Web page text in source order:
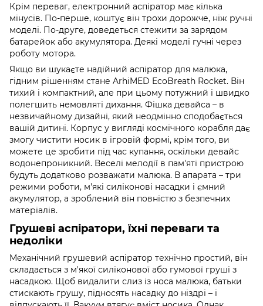
Крім переваг, електронний аспіратор має кілька
мінусів. По-перше, коштує він трохи дорожче, ніж ручні
моделі. По-друге, доведеться стежити за зарядом
батарейок або акумулятора. Деякі моделі гучні через
роботу мотора.
Якщо ви шукаєте надійний аспіратор для малюка,
гідним рішенням стане ArhiMED EcoBreath Rocket. Він
тихий і компактний, але при цьому потужний і швидко
полегшить немовляті дихання. Фішка девайса – в
незвичайному дизайні, який неодмінно сподобається
вашій дитині. Корпус у вигляді космічного корабля дає
змогу чистити носик в ігровій формі, крім того, ви
можете це зробити під час купання, оскільки девайс
водонепроникний. Веселі мелодії в пам'яті пристрою
будуть додатково розважати малюка. В апарата – три
режими роботи, м'які силіконові насадки і ємний
акумулятор, а зроблений він повністю з безпечних
матеріалів.
Грушеві аспіратори, їхні переваги та
недоліки
Механічний грушевий аспіратор технічно простий, він
складається з м'якої силіконової або гумової груші з
насадкою. Щоб видалити слиз із носа малюка, батьки
стискають грушу, підносять насадку до ніздрі – і